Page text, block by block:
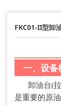
→ 站控系统集成
→ 工业自动化
客户服务
FKC01-II型卸
一、设备
卸油台(
是重要的原